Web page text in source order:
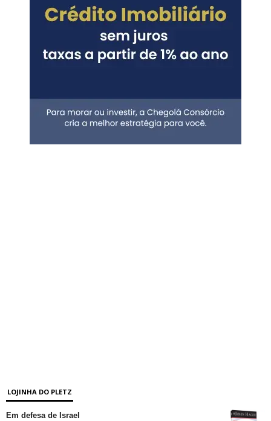
LOJINHA DO PLETZ
Em defesa de Israel